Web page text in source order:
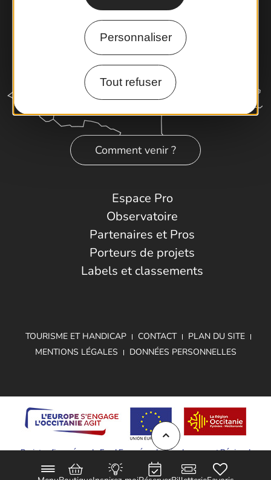
Personnaliser
Tout refuser
Comment venir ?
Espace Pro
Observatoire
Partenaires et Pros
Porteurs de projets
Labels et classements
TOURISME ET HANDICAP CONTACT
PLAN DU SITE
MENTIONS LÉGALES
DONNÉES PERSONNELLES
Projet cofinancé par le Fond Européen de Développement Régional